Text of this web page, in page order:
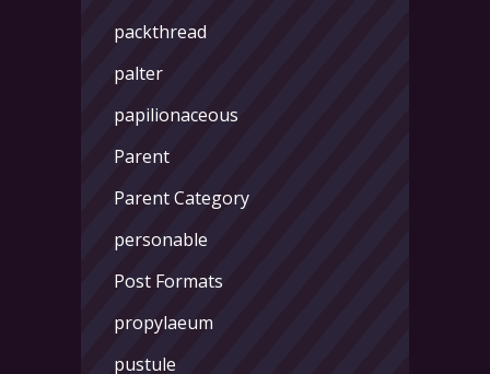
packthread
palter
papilionaceous
Parent
Parent Category
personable
Post Formats
propylaeum
pustule